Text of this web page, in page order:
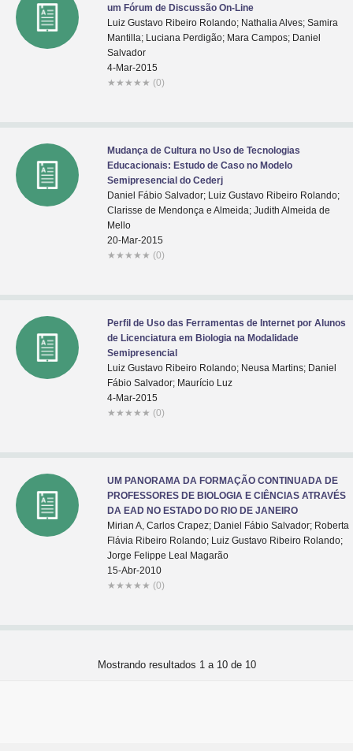
um Fórum de Discussão On-Line
Luiz Gustavo Ribeiro Rolando; Nathalia Alves; Samira
Mantilla; Luciana Perdigão; Mara Campos; Daniel
Salvador
4-Mar-2015
★ ★ ★ ★ ★ (0)
Mudança de Cultura no Uso de Tecnologias
Educacionais: Estudo de Caso no Modelo
Semipresencial do Cederj
Daniel Fábio Salvador; Luiz Gustavo Ribeiro Rolando;
Clarisse de Mendonça e Almeida; Judith Almeida de
Mello
20-Mar-2015
★ ★ ★ ★ ★ (0)
Perfil de Uso das Ferramentas de Internet por Alunos
de Licenciatura em Biologia na Modalidade
Semipresencial
Luiz Gustavo Ribeiro Rolando; Neusa Martins; Daniel
Fábio Salvador; Maurício Luz
4-Mar-2015
★ ★ ★ ★ ★ (0)
UM PANORAMA DA FORMAÇÃO CONTINUADA DE
PROFESSORES DE BIOLOGIA E CIÊNCIAS ATRAVÉS
DA EAD NO ESTADO DO RIO DE JANEIRO
Mirian A, Carlos Crapez; Daniel Fábio Salvador; Roberta
Flávia Ribeiro Rolando; Luiz Gustavo Ribeiro Rolando;
Jorge Felippe Leal Magarão
15-Abr-2010
★ ★ ★ ★ ★ (0)
Mostrando resultados 1 a 10 de 10